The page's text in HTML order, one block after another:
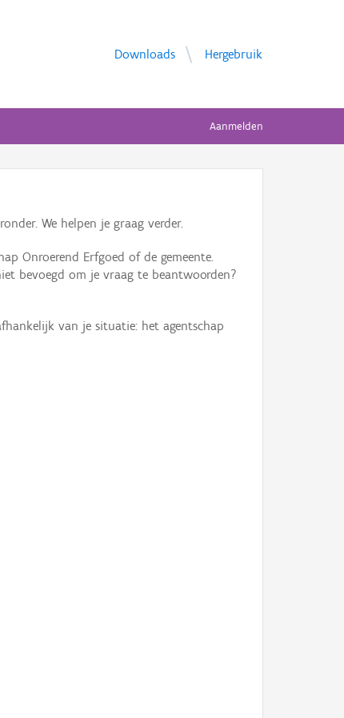
Downloads Hergebruik
Aanmelden
We helpen je graag verder.
Onroerend Erfgoed of de gemeente.
bevoegd om je vraag te beantwoorden?
van je situatie: het agentschap